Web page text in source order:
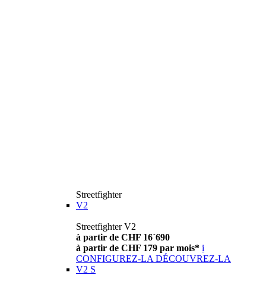
Streetfighter
V2
Streetfighter V2
à partir de CHF 16´690
à partir de CHF 179 par mois* i
CONFIGUREZ-LA DÉCOUVREZ-LA
V2 S